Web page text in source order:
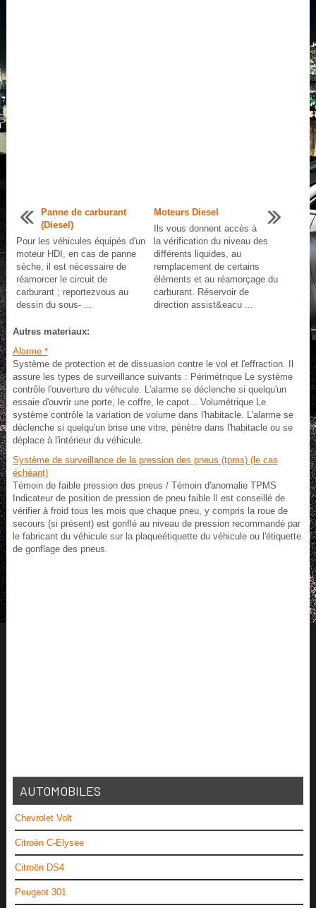
Panne de carburant
(Diesel)
Pour les véhicules équipés d'un
moteur HDI, en cas de panne
sèche, il est nécessaire de
réamorcer le circuit de
carburant ; reportezvous au
dessin du sous- ...
Moteurs Diesel
Ils vous donnent accès à
la vérification du niveau des
différents liquides, au
remplacement de certains
éléments et au réamorçage du
carburant. Réservoir de
direction assist&eacu ...
Autres materiaux:
Alarme *
Système de protection et de dissuasion contre le vol et l'effraction. Il
assure les types de surveillance suivants : Périmétrique Le système
contrôle l'ouverture du véhicule. L'alarme se déclenche si quelqu'un
essaie d'ouvrir une porte, le coffre, le capot... Volumétrique Le
système contrôle la variation de volume dans l'habitacle. L'alarme se
déclenche si quelqu'un brise une vitre, pénètre dans l'habitacle ou se
déplace à l'intérieur du véhicule.
Système de surveillance de la pression des pneus (tpms) (le cas
échéant)
Témoin de faible pression des pneus / Témoin d'anomalie TPMS
Indicateur de position de pression de pneu faible Il est conseillé de
vérifier à froid tous les mois que chaque pneu, y compris la roue de
secours (si présent) est gonflé au niveau de pression recommandé par
le fabricant du véhicule sur la plaqueétiquette du véhicule ou l'étiquette
de gonflage des pneus.
AUTOMOBILES
Chevrolet Volt
Citroën C-Elysee
Citroën DS4
Peugeot 301